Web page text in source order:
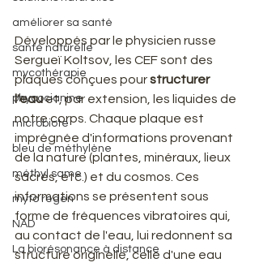
améliorer sa santé
santé naturelle
mycothérapie
phycocianine
microbiote
bleu de méthylène
méthyl same
myto regen
NAD
La biorésonance à distance
​Développés par le physicien russe
Sergueï Koltsov, les CEF sont des
plaques conçues pour structurer
l'eau et, par extension, les liquides de
notre corps. Chaque plaque est
imprégnée d'informations provenant
de la nature (plantes, minéraux, lieux
sacrés, etc.) et du cosmos. Ces
informations se présentent sous
forme de fréquences vibratoires qui,
au contact de l'eau, lui redonnent sa
structure originelle, celle d'une eau